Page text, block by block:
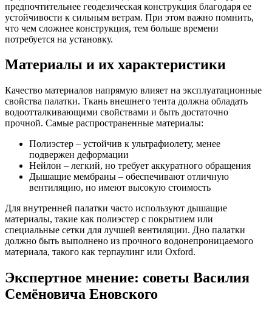
предпочтительнее геодезическая конструкция благодаря ее
устойчивости к сильным ветрам. При этом важно помнить,
что чем сложнее конструкция, тем больше времени
потребуется на установку.
Материалы и их характеристики
Качество материалов напрямую влияет на эксплуатационные
свойства палатки. Ткань внешнего тента должна обладать
водоотталкивающими свойствами и быть достаточно
прочной. Самые распространенные материалы:
Полиэстер – устойчив к ультрафиолету, менее
подвержен деформации
Нейлон – легкий, но требует аккуратного обращения
Дышащие мембраны – обеспечивают отличную
вентиляцию, но имеют высокую стоимость
Для внутренней палатки часто используют дышащие
материалы, такие как полиэстер с покрытием или
специальные сетки для лучшей вентиляции. Дно палатки
должно быть выполнено из прочного водонепроницаемого
материала, такого как терпаулинг или Oxford.
Экспертное мнение: советы Василия
Семёновича Еновского